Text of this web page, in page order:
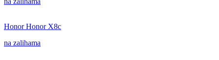
Honor Honor X8c
na zalihama